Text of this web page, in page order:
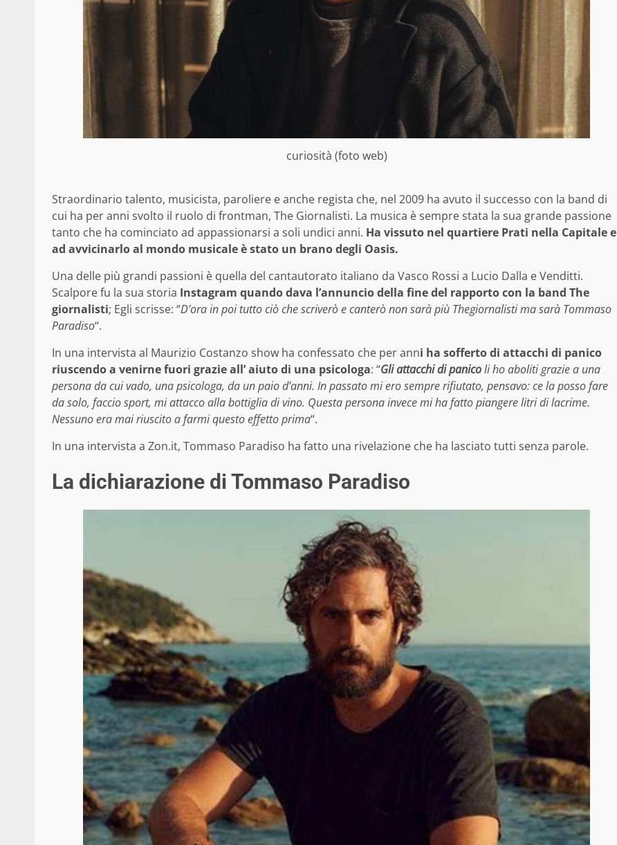
curiosità (foto web)
Straordinario talento, musicista, paroliere e anche regista che, nel 2009 ha avuto il successo con la band di
cui ha per anni svolto il ruolo di frontman, The Giornalisti. La musica è sempre stata la sua grande passione
tanto che ha cominciato ad appassionarsi a soli undici anni. Ha vissuto nel quartiere Prati nella Capitale e
ad avvicinarlo al mondo musicale è stato un brano degli Oasis.
Una delle più grandi passioni è quella del cantautorato italiano da Vasco Rossi a Lucio Dalla e Venditti.
Scalpore fu la sua storia Instagram quando dava l’annuncio della fine del rapporto con la band The
giornalisti; Egli scrisse: “D’ora in poi tutto ciò che scriverò e canterò non sarà più Thegiornalisti ma sarà Tommaso
Paradiso“.
In una intervista al Maurizio Costanzo show ha confessato che per anni ha sofferto di attacchi di panico
riuscendo a venirne fuori grazie all’ aiuto di una psicologa: “Gli attacchi di panicoli ho aboliti grazie a una
persona da cui vado, una psicologa, da un paio d’anni. In passato mi ero sempre rifiutato, pensavo: ce la posso fare
da solo, faccio sport, mi attacco alla bottiglia di vino. Questa persona invece mi ha fatto piangere litri di lacrime.
Nessuno era mai riuscito a farmi questo effetto prima“.
In una intervista a Zon.it, Tommaso Paradiso ha fatto una rivelazione che ha lasciato tutti senza parole.
La dichiarazione di Tommaso Paradiso